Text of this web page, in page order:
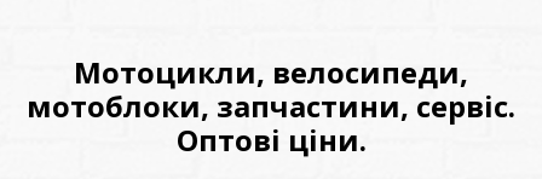
Оптові
ціни.
Мотоцикли, велосипеди,
мотоблоки, запчастини, сервіс.
Оптові ціни.